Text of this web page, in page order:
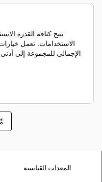
تتيح كثافة القدرة
الاستخدامات.
المعدات القياسية